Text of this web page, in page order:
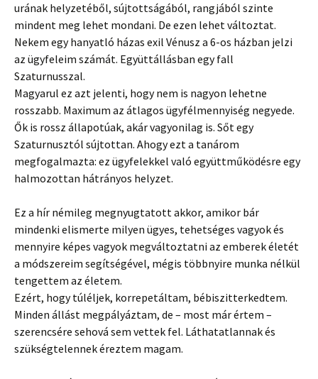
urának helyzetéből, sújtottságából, rangjából szinte
mindent meg lehet mondani. De ezen lehet változtat.
Nekem egy hanyatló házas exil Vénusz a 6-os házban jelzi
az ügyfeleim számát. Együttállásban egy fall
Szaturnusszal.
Magyarul ez azt jelenti, hogy nem is nagyon lehetne
rosszabb. Maximum az átlagos ügyfélmennyiség negyede.
Ők is rossz állapotúak, akár vagyonilag is. Sőt egy
Szaturnusztól sújtottan. Ahogy ezt a tanárom
megfogalmazta: ez ügyfelekkel való együttműködésre egy
halmozottan hátrányos helyzet.
Ez a hír némileg megnyugtatott akkor, amikor bár
mindenki elismerte milyen ügyes, tehetséges vagyok és
mennyire képes vagyok megváltoztatni az emberek életét
a módszereim segítségével, mégis többnyire munka nélkül
tengettem az életem.
Ezért, hogy túléljek, korrepetáltam, bébiszitterkedtem.
Minden állást megpályáztam, de – most már értem –
szerencsére sehová sem vettek fel. Láthatatlannak és
szükségtelennek éreztem magam.